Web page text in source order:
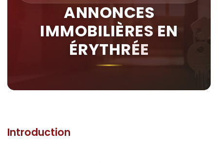
ANNONCES
IMMOBILIÈRES EN
ÉRYTHRÉE
Introduction